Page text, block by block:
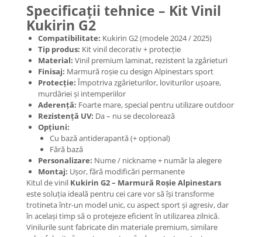
Lumini / iluminare
Motoare
Cabluri motoare
Senzori Hall
Baterii
Controlere & Conversoare DC/DC
Încărcătoare
Prize de încărcare
Cabluri pentru baterii
Componente baterii
Localizatoare GPS
Mecanică
Furci / mânere principale &
secundare
Pliere, pasadores & tije
Specificații tehnice – Kit Vinil
Kukirin G2
Compatibilitate: Kukirin G2 (modele 2024 / 2025)
Tip produs: Kit vinil decorativ + protecție
Material: Vinil premium laminat, rezistent la zgârieturi
Finisaj: Marmură roșie cu design Alpinestars sport
Protecție: Împotriva zgârieturilor, loviturilor ușoare,
murdăriei și intemperiilor
Aderență: Foarte mare, special pentru utilizare outdoor
Rezistență UV: Da – nu se decolorează
Opțiuni:
Cu bază antiderapantă (+ opțional)
Fără bază
Personalizare: Nume / nickname + număr la alegere
Montaj: Ușor, fără modificări permanente
Kitul de vinil Kukirin G2 – Marmură Roșie Alpinestars
este soluția ideală pentru cei care vor să își transforme
trotineta într-un model unic, cu aspect sport și agresiv, dar
în același timp să o protejeze eficient în utilizarea zilnică.
Vinilurile sunt fabricate din materiale premium, similare